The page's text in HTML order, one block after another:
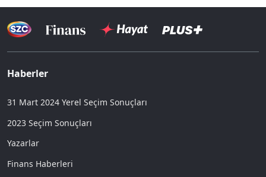
Haberler
31 Mart 2024 Yerel Seçim Sonuçları
2023 Seçim Sonuçları
Yazarlar
Finans Haberleri